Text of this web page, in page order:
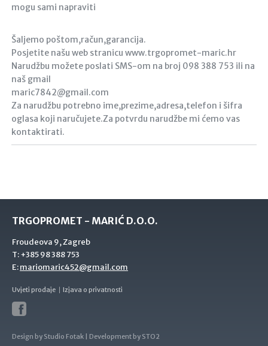
mogu sami napraviti
Šaljemo poštom,račun,garancija.
Posjetite našu web stranicu www.trgopromet-maric.hr
Narudžbu možete poslati SMS-om na broj 098 388 753 ili na
naš gmail
maric7842@gmail.com
Za narudžbu potrebno ime,prezime,adresa,telefon i šifra
oglasa koji naručujete.Za potvrdu narudžbe mi ćemo vas
kontaktirati.
TRGOPROMET - MARIĆ D.O.O.
Froudeova 9, Zagreb
T:+385 98 388 753
E:mariomaric452@gmail.com
Uvjeti prodaje Izjava o privatnosti
Design by Studio Fotak | Development by STO2